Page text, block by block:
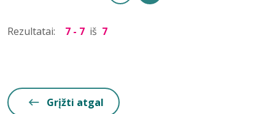
Rezultatai: 7 - 7 iš 7
Grįžti atgal